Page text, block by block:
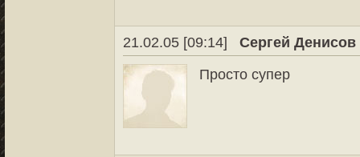
21.02.05 [09:14]
Сергей Денисов
Просто супер